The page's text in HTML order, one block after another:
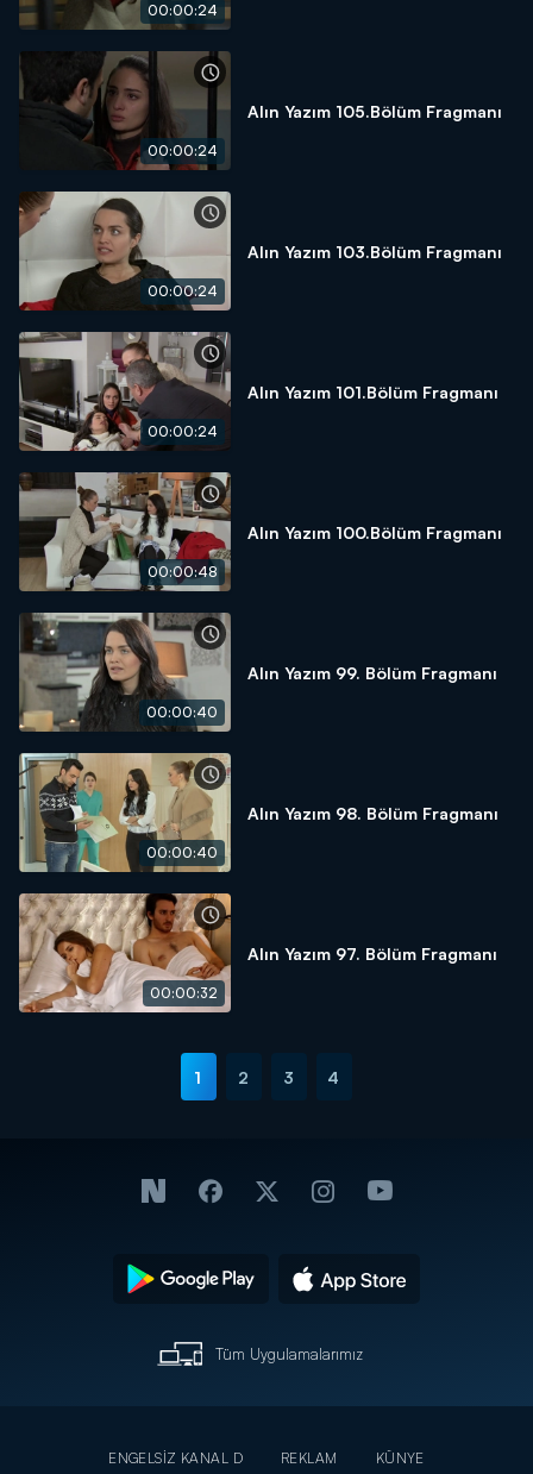
00:00:24
00:00:24
Alın Yazım 105.Bölüm Fragmanı
00:00:24
Alın Yazım 103.Bölüm Fragmanı
00:00:24
Alın Yazım 101.Bölüm Fragmanı
00:00:48
Alın Yazım 100.Bölüm Fragmanı
00:00:40
Alın Yazım 99. Bölüm Fragmanı
00:00:40
Alın Yazım 98. Bölüm Fragmanı
00:00:32
Alın Yazım 97. Bölüm Fragmanı
1 2 3 4
Tüm Uygulamalarımız
ENGELSİZ KANAL D REKLAM KÜNYE